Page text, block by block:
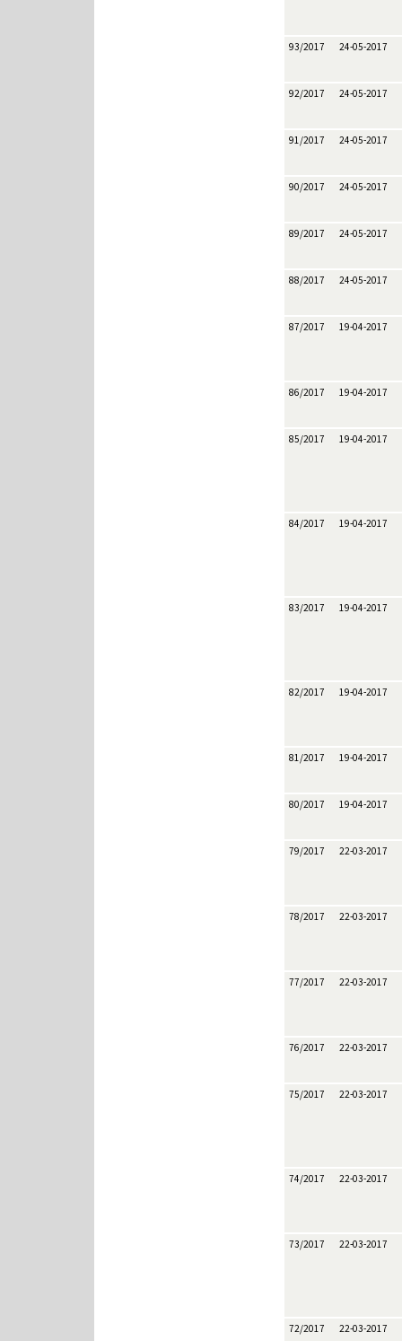
93/2017 24-05-2017
92/2017 24-05-2017
91/2017 24-05-2017
90/2017 24-05-2017
89/2017 24-05-2017
88/2017 24-05-2017
87/2017 19-04-2017
86/2017 19-04-2017
85/2017 19-04-2017
84/2017 19-04-2017
83/2017 19-04-2017
82/2017 19-04-2017
81/2017 19-04-2017
80/2017 19-04-2017
79/2017 22-03-2017
78/2017 22-03-2017
77/2017 22-03-2017
76/2017 22-03-2017
75/2017 22-03-2017
74/2017 22-03-2017
73/2017 22-03-2017
72/2017 22-03-2017